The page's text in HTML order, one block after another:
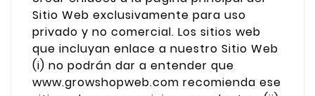
Sitio Web exclusivamente para uso
privado y no comercial. Los sitios web
que incluyan enlace a nuestro Sitio Web
(i) no podrán dar a entender que
www.growshopweb.com recomienda ese